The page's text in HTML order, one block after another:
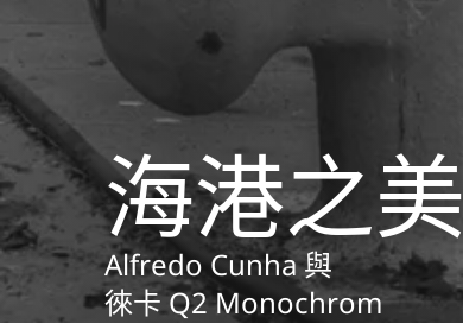
海港之美
Alfredo Cunha 與
徠卡 Q2 Monochrom